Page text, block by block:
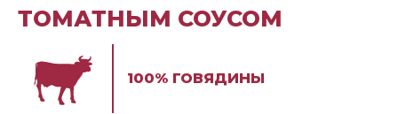
ТОМАТНЫМ СОУСОМ
100% ГОВЯДИНЫ